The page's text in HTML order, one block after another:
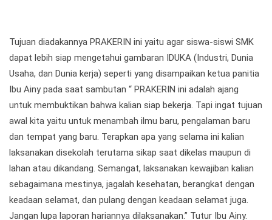
Tujuan diadakannya PRAKERIN ini yaitu agar siswa-siswi SMK
dapat lebih siap mengetahui gambaran IDUKA (Industri, Dunia
Usaha, dan Dunia kerja) seperti yang disampaikan ketua panitia
Ibu Ainy pada saat sambutan “ PRAKERIN ini adalah ajang
untuk membuktikan bahwa kalian siap bekerja. Tapi ingat tujuan
awal kita yaitu untuk menambah ilmu baru, pengalaman baru
dan tempat yang baru. Terapkan apa yang selama ini kalian
laksanakan disekolah terutama sikap saat dikelas maupun di
lahan atau dikandang. Semangat, laksanakan kewajiban kalian
sebagaimana mestinya, jagalah kesehatan, berangkat dengan
keadaan selamat, dan pulang dengan keadaan selamat juga.
Jangan lupa laporan hariannya dilaksanakan.” Tutur Ibu Ainy.